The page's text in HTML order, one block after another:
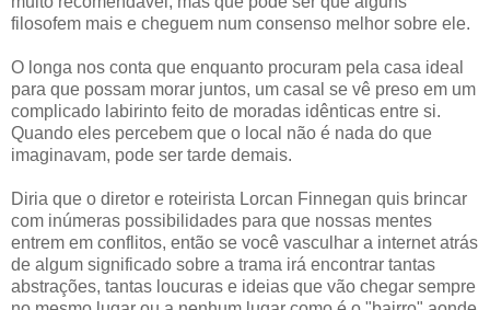
filosofem mais e cheguem num consenso melhor sobre ele.
O longa nos conta que enquanto procuram pela casa ideal
para que possam morar juntos, um casal se vê preso em um
complicado labirinto feito de moradas idênticas entre si.
Quando eles percebem que o local não é nada do que
imaginavam, pode ser tarde demais.
Diria que o diretor e roteirista Lorcan Finnegan quis brincar
com inúmeras possibilidades para que nossas mentes
entrem em conflitos, então se você vasculhar a internet atrás
de algum significado sobre a trama irá encontrar tantas
abstrações, tantas loucuras e ideias que vão chegar sempre